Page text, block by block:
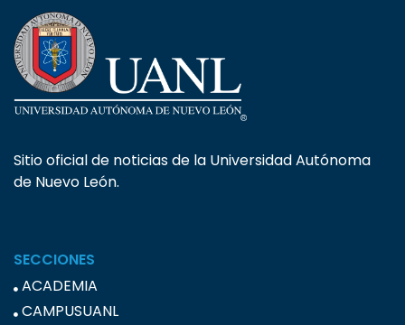
Sitio oficial de noticias de la Universidad Autónoma
de Nuevo León.
SECCIONES
ACADEMIA
CAMPUSUANL